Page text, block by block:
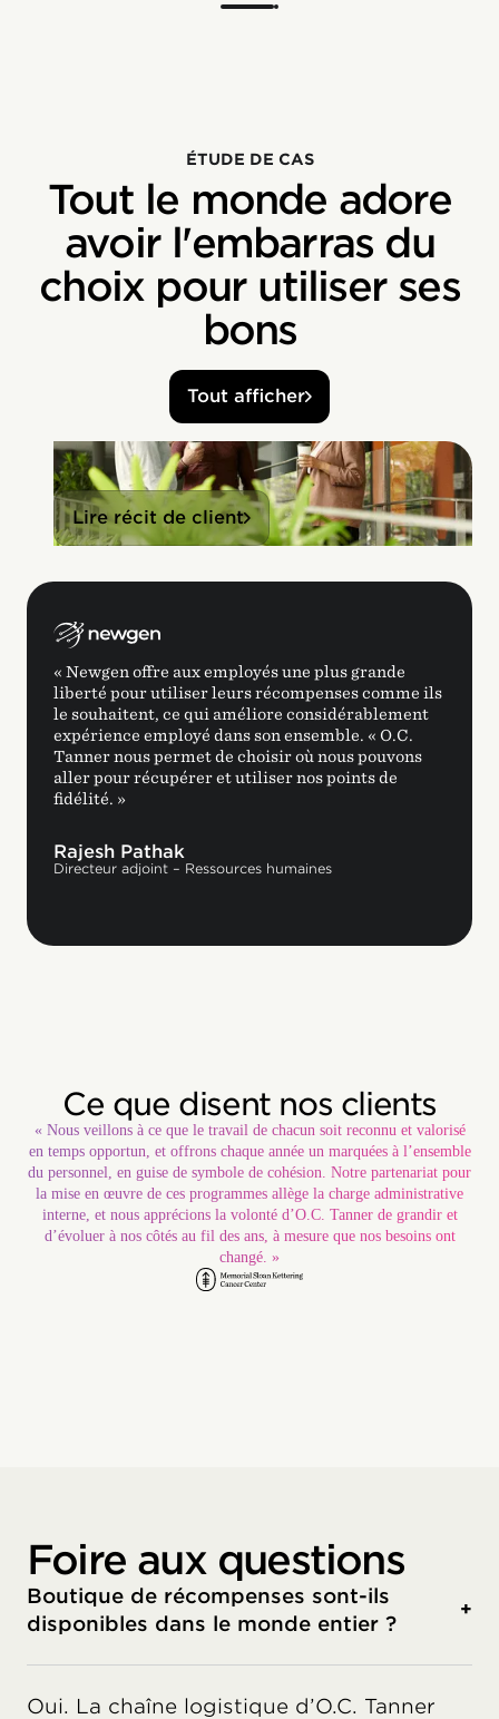
ÉTUDE DE CAS
Tout le monde adore
avoir l'embarras du
choix pour utiliser ses
bons
Tout afficher
« Newgen offre aux employés une plus grande
liberté pour utiliser leurs récompenses comme ils
le souhaitent, ce qui améliore considérablement
expérience employé dans son ensemble. « O.C.
Tanner nous permet de choisir où nous pouvons
aller pour récupérer et utiliser nos points de
fidélité. »
Rajesh Pathak
Directeur adjoint – Ressources humaines
Lire récit de client
Ce que disent nos clients
« Nous veillons à ce que le travail de chacun soit reconnu et valorisé
en temps opportun, et offrons chaque année un marquées à l’ensemble
du personnel, en guise de symbole de cohésion. Notre partenariat pour
la mise en œuvre de ces programmes allège la charge administrative
interne, et nous apprécions la volonté d’O.C. Tanner de grandir et
d’évoluer à nos côtés au fil des ans, à mesure que nos besoins ont
changé. »
Foire aux questions
Boutique de récompenses sont-ils
disponibles dans le monde entier ?
+
Oui. La chaîne logistique d’O.C. Tanner